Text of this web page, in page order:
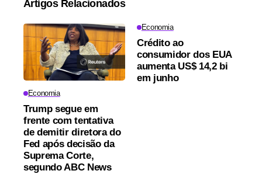
Artigos Relacionados
Economia
Trump segue em
frente com tentativa
de demitir diretora do
Fed após decisão da
Suprema Corte,
segundo ABC News
Economia
Crédito ao
consumidor dos EUA
aumenta US$ 14,2 bi
em junho